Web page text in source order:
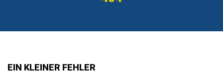
EIN KLEINER FEHLER